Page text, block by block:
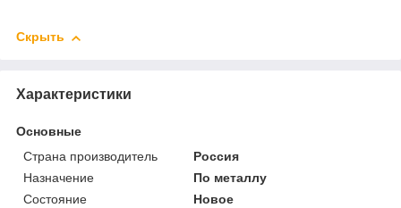
Скрыть
Характеристики
Основные
Страна производитель
Россия
Назначение
По металлу
Состояние
Новое